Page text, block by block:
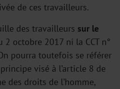
de ces travailleurs.
des travailleurs sur le
2 octobre 2017 ni la CCT n°
pourra toutefois se référer
visé à l’article 8 de
des droits de l’homme,